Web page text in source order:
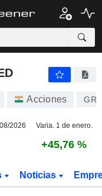
Acciones
2026 Varia. 1 de enero.
+45,76 %
Noticias